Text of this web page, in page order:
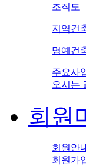
조직도
지역건
명예건
주요사
오시는
회원
회원안
회원가